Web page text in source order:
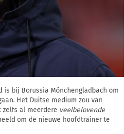
is bij Borussia Mönchengladbach om
Het Duitse medium zou van
zelfs al meerdere veelbelovende
om de nieuwe hoofdtrainer te